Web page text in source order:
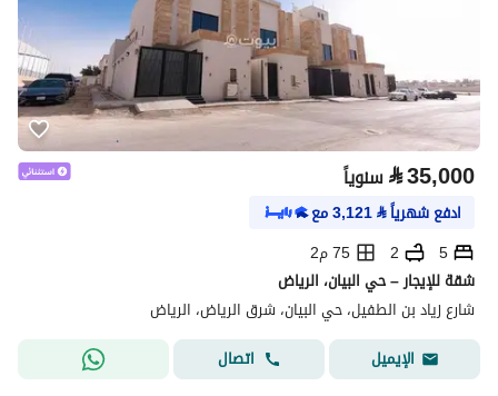
⃁35,000 سنوياً
ادفع شهرياً⃁
3,121مع
5
2
75 م2
شقة للإيجار – حي البيان، الرياض
شارع زياد بن الطفيل، حي البيان، شرق الرياض، الرياض
الإيميل
اتصال